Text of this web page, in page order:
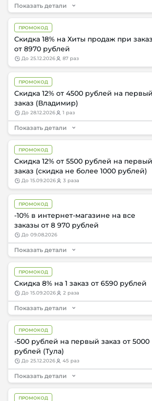
Показать детали
ПРОМОКОД
Скидка 18% на Хиты продаж при
от 8970 рублей
до 25.12.2026 87 раз
ПРОМОКОД
Скидка 12% от 4500 рублей на первый
заказ (Владимир)
до 28.12.2026 1 раз
Показать детали
ПРОМОКОД
Скидка 12% от 5500 рублей на первый
заказ (скидка не более 1000 рублей)
до 15.09.2026 3 раза
ПРОМОКОД
-10% в интернет-магазине на все
заказы от 8 970 рублей
до 09.08.2026
Показать детали
ПРОМОКОД
Скидка 8% на 1 заказ от 6590 рублей
до 15.09.2026 2 раза
Показать детали
ПРОМОКОД
-500 рублей на первый заказ от 5000
рублей (Тула)
до 25.12.2026 45 раз
Показать детали
ПРОМОКОД